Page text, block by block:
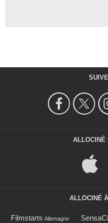
ALLOCINÉ
ALLOCINÉ
Filmstarts Allemagne